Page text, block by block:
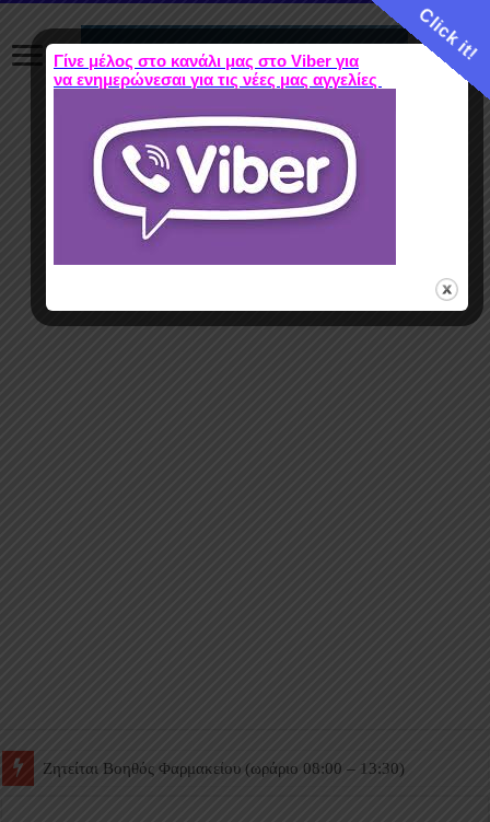
Ζητείται Βοηθός Θαλάμου
Click it!
Γίνε μέλος στο κανάλι μας στο Viber για
να ενημερώνεσαι για τις νέες μας αγγελίες